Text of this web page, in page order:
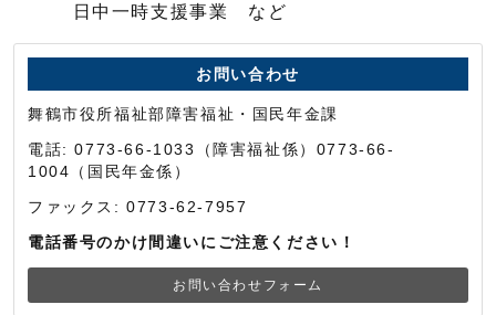
日中一時支援事業 など
お問い合わせ
舞鶴市役所福祉部障害福祉・国民年金課
電話: 0773-66-1033（障害福祉係）0773-66-
1004（国民年金係）
ファックス: 0773-62-7957
電話番号のかけ間違いにご注意ください！
お問い合わせフォーム